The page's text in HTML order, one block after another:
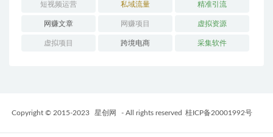
短视频运营 私域流量 精准引流
网赚文章 网赚项目 虚拟资源
虚拟项目 跨境电商 采集软件
Copyright © 2015-2023 星创网 - All rights reserved 桂ICP备20001992号